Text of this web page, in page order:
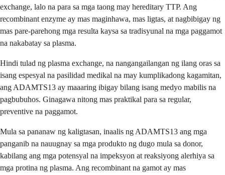
exchange, lalo na para sa mga taong may hereditary TTP. Ang
recombinant enzyme ay mas maginhawa, mas ligtas, at nagbibigay ng
mas pare-parehong mga resulta kaysa sa tradisyunal na mga paggamot
na nakabatay sa plasma.
Hindi tulad ng plasma exchange, na nangangailangan ng ilang oras sa
isang espesyal na pasilidad medikal na may kumplikadong kagamitan,
ang ADAMTS13 ay maaaring ibigay bilang isang medyo mabilis na
pagbubuhos. Ginagawa nitong mas praktikal para sa regular,
preventive na paggamot.
Mula sa pananaw ng kaligtasan, inaalis ng ADAMTS13 ang mga
panganib na nauugnay sa mga produkto ng dugo mula sa donor,
kabilang ang mga potensyal na impeksyon at reaksiyong alerhiya sa
mga protina ng plasma. Ang recombinant na gamot ay mas